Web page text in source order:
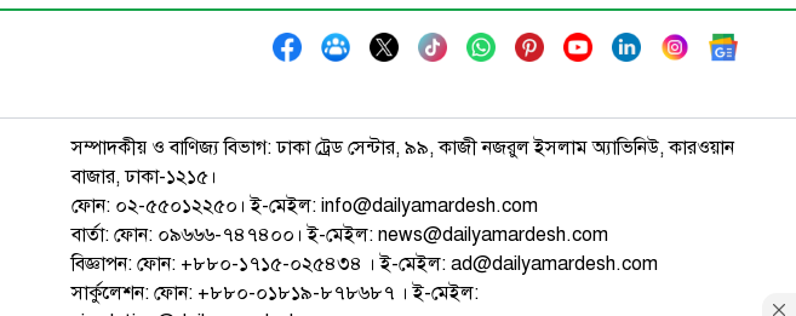
বৃহস্পতিবার দুপুর ২টায় কুড়িগ্রাম প্রেস ক্লাবের
ভুতুড়ে বিল এবং নিত্যপ্রয়োজনীয় দ্রব্যের
লাগামহীন মূল্যবৃদ্ধির কারণে
সম্পাদকীয় ও বাণিজ্য বিভাগ: ঢাকা ট্রেড সেন্টার, ৯৯, কাজী নজরুল ইসলাম অ্যাভিনিউ, কারওয়ান
বাজার, ঢাকা-১২১৫।
ফোন: ০২-৫৫০১২২৫০। ই-মেইল: info@dailyamardesh.com
বার্তা: ফোন: ০৯৬৬৬-৭৪৭৪০০। ই-মেইল: news@dailyamardesh.com
বিজ্ঞাপন: ফোন: +৮৮০-১৭১৫-০২৫৪৩৪ । ই-মেইল: ad@dailyamardesh.com
সার্কুলেশন: ফোন: +৮৮০-০১৮১৯-৮৭৮৬৮৭ । ই-মেইল: